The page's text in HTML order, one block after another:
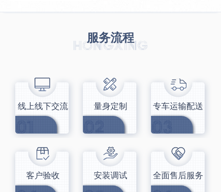
服务流程
线上线下交流 量身定制 专车运输配送
客户验收 安装调试 全面售后服务